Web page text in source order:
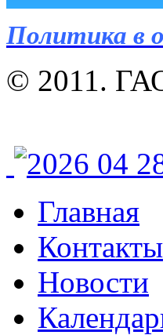
Политика в
© 2011.
Главная
Контакты
Новости